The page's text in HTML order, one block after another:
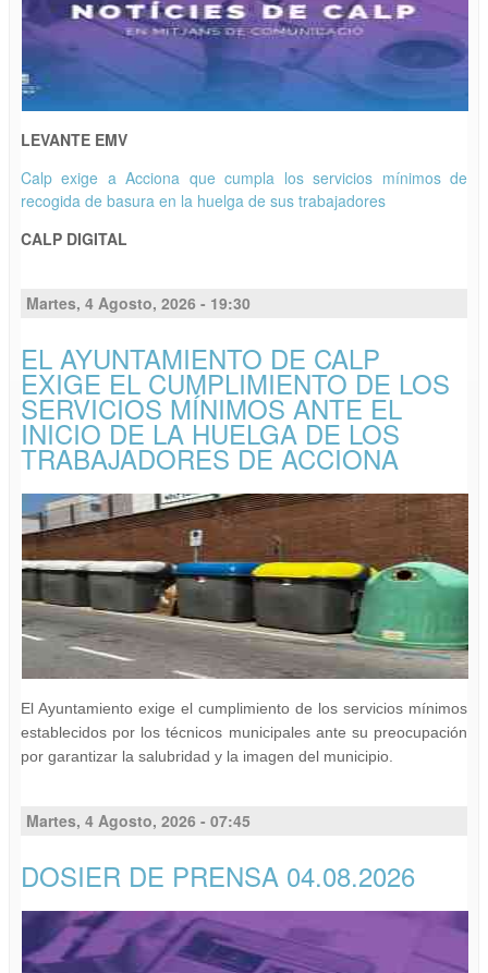
LEVANTE EMV
Calp exige a Acciona que cumpla los servicios mínimos de
recogida de basura en la huelga de sus trabajadores
CALP DIGITAL
Martes, 4 Agosto, 2026 - 19:30
EL AYUNTAMIENTO DE CALP
EXIGE EL CUMPLIMIENTO DE LOS
SERVICIOS MÍNIMOS ANTE EL
INICIO DE LA HUELGA DE LOS
TRABAJADORES DE ACCIONA
El Ayuntamiento exige el cumplimiento de los servicios mínimos
establecidos por los técnicos municipales ante su preocupación
por garantizar la salubridad y la imagen del municipio.
Martes, 4 Agosto, 2026 - 07:45
DOSIER DE PRENSA 04.08.2026